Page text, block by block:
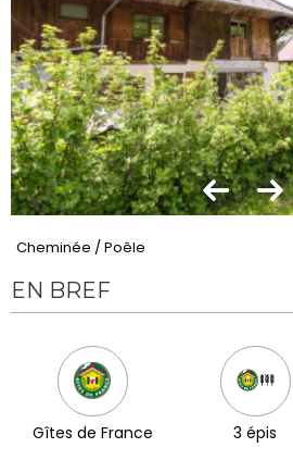
Cheminée / Poêle
EN BREF
Gîtes de France 3 épis